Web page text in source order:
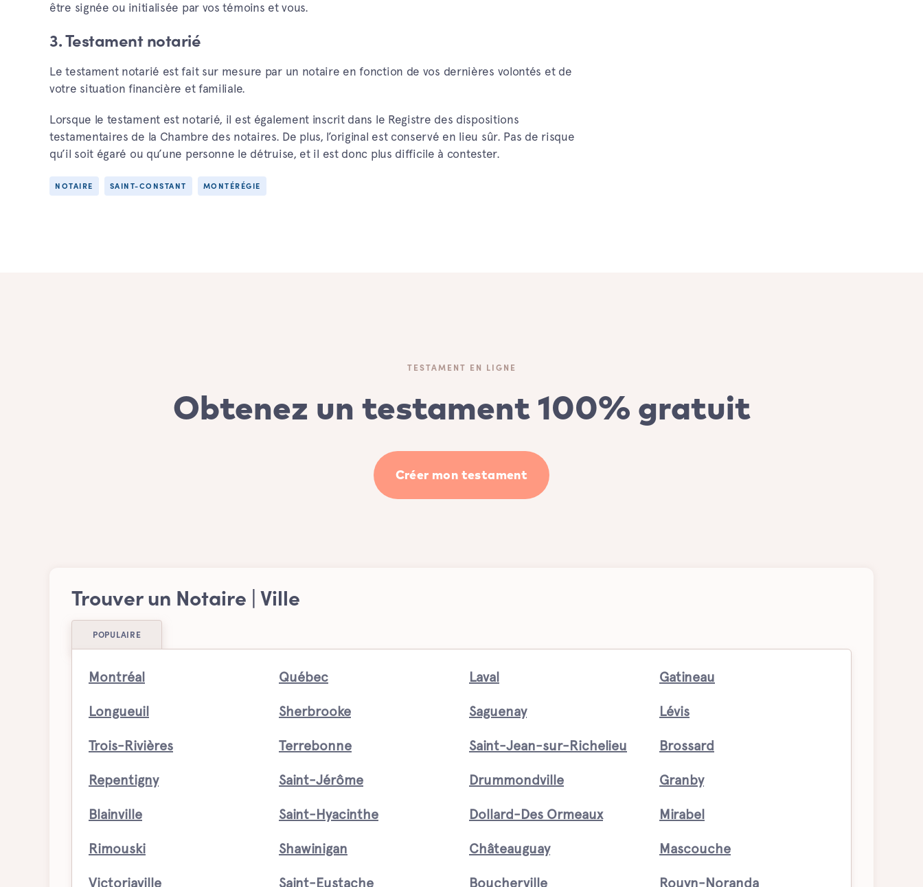
être signée ou initialisée par vos témoins et vous.
3. Testament notarié
Le testament notarié est fait sur mesure par un notaire en fonction de vos dernières volontés et de
votre situation financière et familiale.
Lorsque le testament est notarié, il est également inscrit dans le Registre des dispositions
testamentaires de la Chambre des notaires. De plus, l’original est conservé en lieu sûr. Pas de risque
qu’il soit égaré ou qu’une personne le détruise, et il est donc plus difficile à contester.
NOTAIRE SAINT-CONSTANT MONTÉRÉGIE
TESTAMENT EN LIGNE
Obtenez un testament 100% gratuit
Créer mon testament
Trouver un Notaire | Ville
POPULAIRE
Montréal Québec Laval Gatineau
Longueuil Sherbrooke Saguenay Lévis
Trois-Rivières Terrebonne Saint-Jean-sur-Richelieu Brossard
Repentigny Saint-Jérôme Drummondville Granby
Blainville Saint-Hyacinthe Dollard-Des Ormeaux Mirabel
Rimouski Shawinigan Châteauguay Mascouche
Victoriaville Saint-Eustache Boucherville Rouyn-Noranda